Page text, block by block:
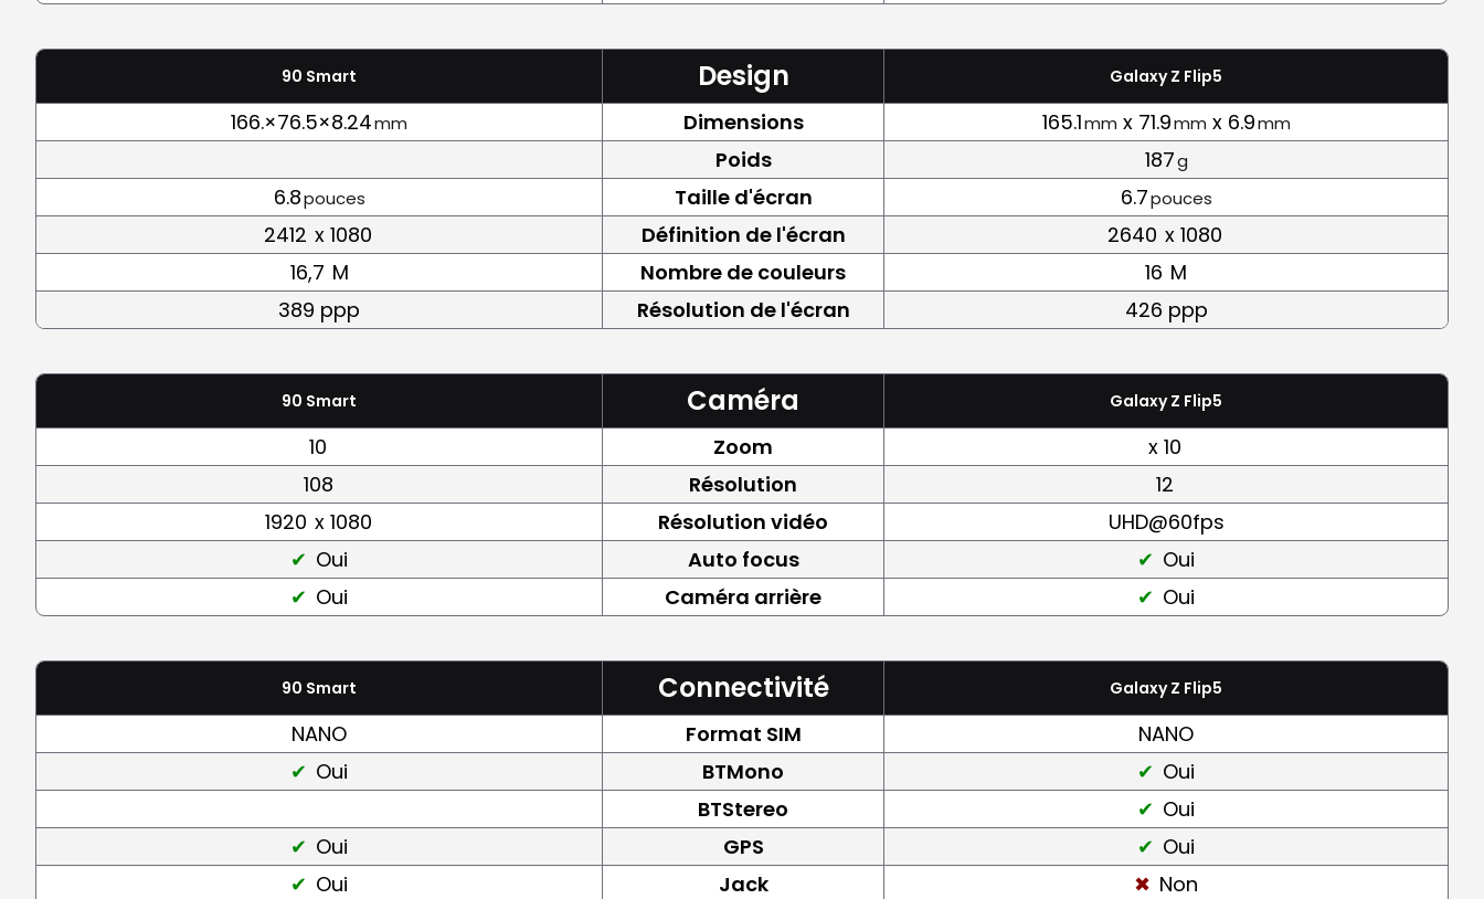
90 Smart Design Galaxy Z Flip5
166.×76.5×8.24mm Dimensions 165.1mm x 71.9mm x 6.9mm
Poids 187g
6.8pouces Taille d'écran 6.7pouces
2412 x 1080 Définition de l'écran 2640 x 1080
16,7 M Nombre de couleurs 16 M
389 ppp
Résolution de l'écran 426 ppp
90 Smart Caméra Galaxy Z Flip5
10 Zoom
x 10
108
Résolution
12
1920 x 1080 Résolution vidéo
UHD@60fps
Oui
Auto focus
Oui
Oui
Caméra arrière Oui
90 Smart Connectivité Galaxy Z Flip5
NANO Format SIM
NANO
Oui
BTMono
Oui
BTStereo
Oui
Oui
GPS
Oui
Oui
Jack
Non